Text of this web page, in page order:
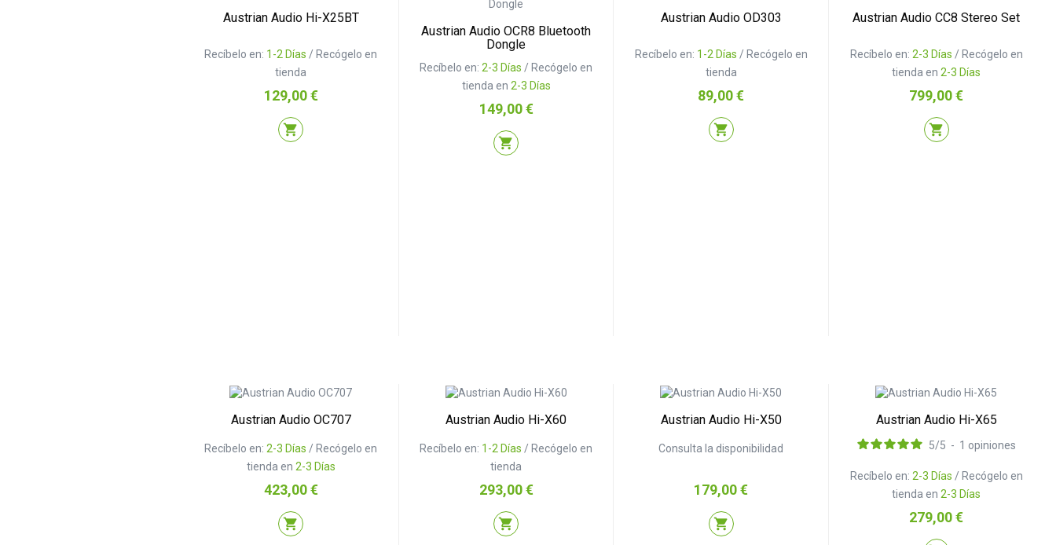
Austrian Audio Hi-X25BT
Recíbelo en: 1-2 Días/ Recógelo en
tienda
Precio
129,00 €
shopping_cart
Austrian Audio OCR8 Bluetooth
Dongle
Recíbelo en:2-3 Días / Recógelo en
tienda en 2-3 Días
Precio
149,00 €
shopping_cart
Austrian Audio OD303
Recíbelo en: 1-2 Días / Recógelo en
tienda
Precio
89,00 €
shopping_cart
Austrian Audio CC8 Stereo Set
Recíbelo en: 2-3 Días / Recógelo en
tienda en2-3 Días
Precio
799,00 €
shopping_cart
Austrian Audio OC707
Recíbelo en:2-3 Días / Recógelo en
tienda en 2-3 Días
Precio
423,00 €
shopping_cart
Austrian Audio Hi-X60
Recíbelo en: 1-2 Días / Recógelo en
tienda
Precio
293,00 €
shopping_cart
Austrian Audio Hi-X50
Consulta la disponibilidad
Precio
179,00 €
shopping_cart
Austrian Audio Hi-X65
Recíbelo en: 2-3 Días / Recógelo en
tienda en2-3 Días
5/5 - 1 opiniones
Precio
279,00 €